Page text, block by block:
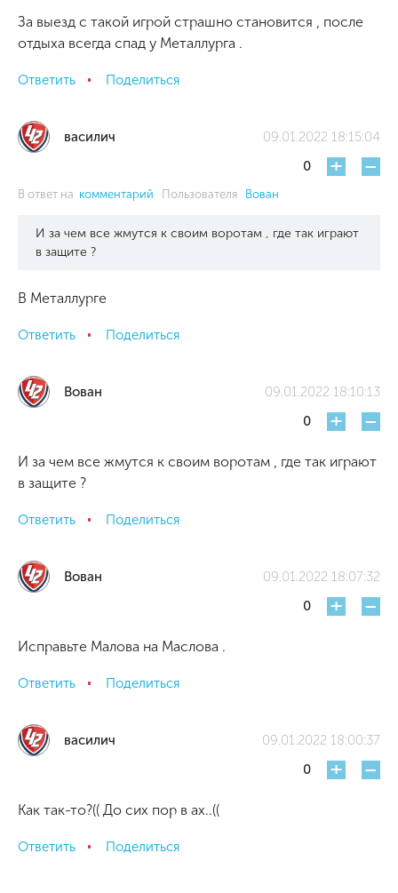
За выезд с такой игрой страшно становится , после
отдыха всегда спад у Металлурга .
Ответить Поделиться
василич
09.01.2022 18:15:04
0
+ -
В ответ на комментарий Пользователя Вован
И за чем все жмутся к своим воротам , где так играют
в защите ?
В Металлурге
Ответить Поделиться
Вован
09.01.2022 18:10:13
0
+ -
И за чем все жмутся к своим воротам , где так играют
в защите ?
Ответить Поделиться
Вован
09.01.2022 18:07:32
0
+ -
Исправьте Малова на Маслова .
Ответить Поделиться
василич
09.01.2022 18:00:37
0
+ -
Как так-то?(( До сих пор в ах..((
Ответить Поделиться